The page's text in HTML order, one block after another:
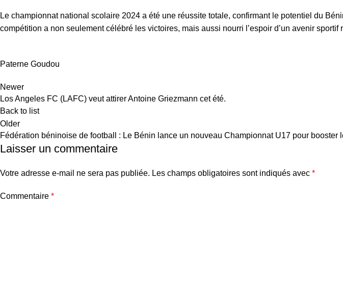
Le championnat national scolaire 2024 a été une réussite totale, confirmant le potentiel du
compétition a non seulement célébré les victoires, mais aussi nourri l’espoir d’un avenir sportif
Paterne Goudou
Newer
Los Angeles FC (LAFC) veut attirer Antoine Griezmann cet été.
Back to list
Older
Fédération béninoise de football : Le Bénin lance un nouveau Championnat U17 pour booster
Laisser un commentaire
Votre adresse e-mail ne sera pas publiée. Les champs obligatoires sont indiqués avec *
Commentaire *